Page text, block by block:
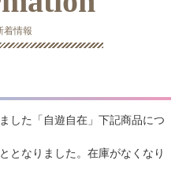
着情報
した「自遊自在」下記商品につ
となりました。在庫がなくなり